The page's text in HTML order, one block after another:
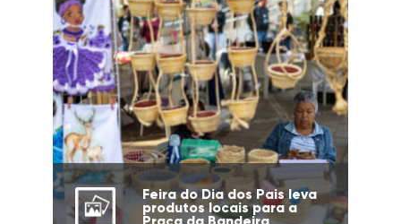
Feira do Dia dos Pais leva
produtos locais para a
Praça da Bandeira